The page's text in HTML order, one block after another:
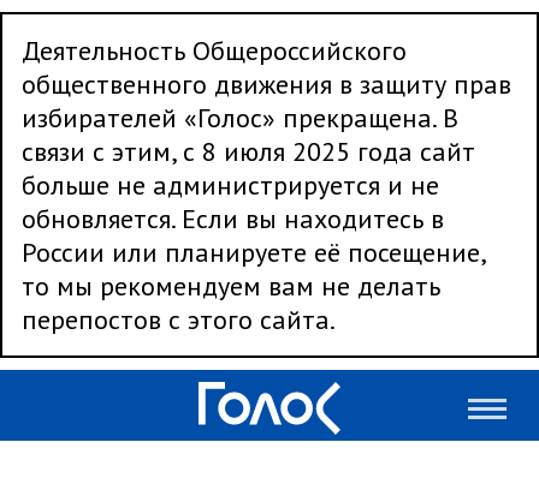
Деятельность Общероссийского
общественного движения в защиту прав
избирателей «Голос» прекращена. В
связи с этим, с 8 июля 2025 года сайт
больше не администрируется и не
обновляется. Если вы находитесь в
России или планируете её посещение,
то мы рекомендуем вам не делать
перепостов с этого сайта.